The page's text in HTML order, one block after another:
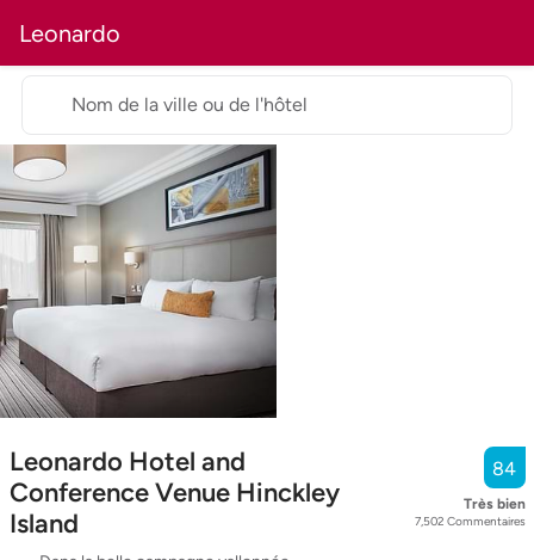
Leonardo
Leonardo Hotel and
Conference Venue Hinckley
Island
84
Très bien
7,502 Commentaires
Nom de la ville ou de l'hôtel